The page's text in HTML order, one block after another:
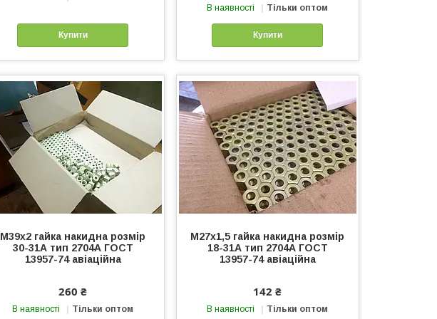
Купити
В наявності Тільки оптом
Купити
М39х2 гайка накидна розмір
30-31А тип 2704А ГОСТ
13957-74 авіаційна
260 ₴
В наявності Тільки оптом
М27х1,5 гайка накидна розмір
18-31А тип 2704А ГОСТ
13957-74 авіаційна
142 ₴
В наявності Тільки оптом